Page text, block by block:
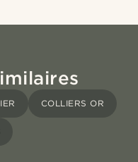
COLLIERS OR